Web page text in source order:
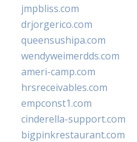
jmpbliss.com
drjorgerico.com
queensushipa.com
wendyweimerdds.com
ameri-camp.com
hrsreceivables.com
empconst1.com
cinderella-support.com
bigpinkrestaurant.com